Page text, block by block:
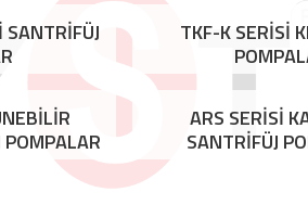
TKF-K SERİSİ
ARS SERİSİ
SANTRİFÜJ